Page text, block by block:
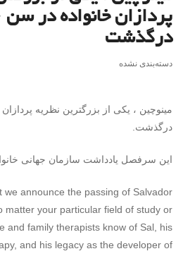
درگذشت
دسته‌بندی نشده
درگذشت.
این سرفصل یادداشت سازمان جهانی
we announce the passing of Salvador
matter your particular field of study or
and family therapists know of Sal, his
and his legacy as the developer of